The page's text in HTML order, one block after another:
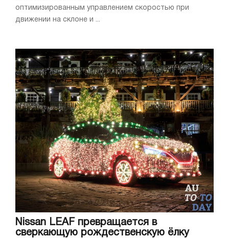
оптимизированным управлением скоростью при
движении на склоне и ...
Nissan LEAF превращается в
сверкающую рождественскую ёлку